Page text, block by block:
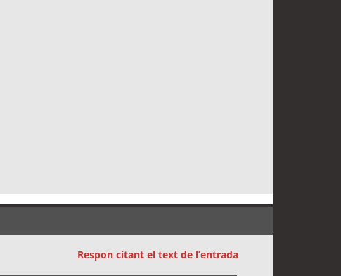
Respon citant el text de l’entrada